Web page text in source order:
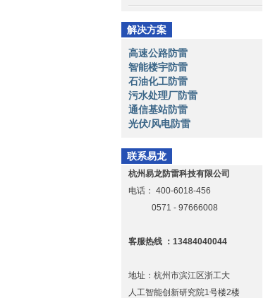
解决方案
高速公路防雷
智能楼宇防雷
石油化工防雷
污水处理厂防雷
通信基站防雷
光伏/风电防雷
联系易龙
杭州易龙防雷科技有限公司
电话： 400-6018-456
0571 - 97666008
客服热线 ：13484040044
地址：杭州市滨江区浙工大
人工智能创新研究院1号楼2楼